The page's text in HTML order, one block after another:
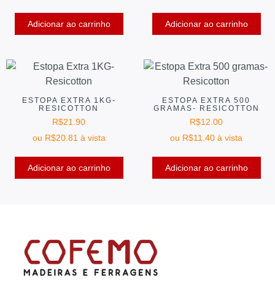
Adicionar ao carrinho Adicionar ao carrinho
ESTOPA EXTRA 1KG-
RESICOTTON
R$21.90
ou R$20.81 à vista
Adicionar ao carrinho
ESTOPA EXTRA 500
GRAMAS- RESICOTTON
R$12.00
ou R$11.40 à vista
Adicionar ao carrinho